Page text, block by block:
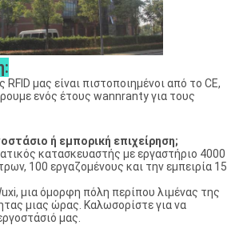
RFID μας είναι πιστοποιημένοι από το CE,
ενός έτους wannranty για τους
ή εμπορική επιχείρηση;
κατασκευαστής με εργαστήριο 4000
100 εργαζομένους και την εμπειρία 15
μια όμορφη πόλη περίπου λιμένας της
μιας ώρας. Καλωσορίστε για να
μας.